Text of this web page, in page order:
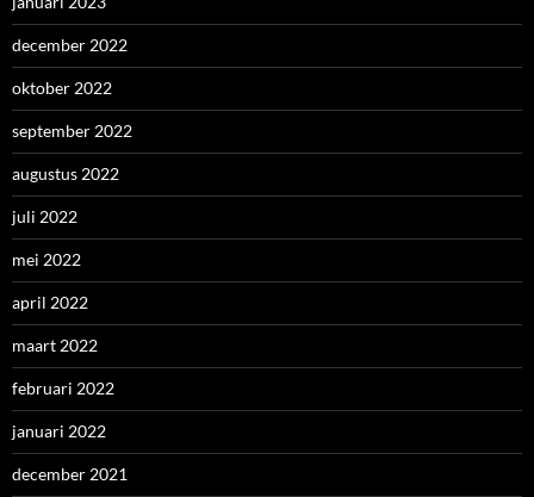
december 2022
oktober 2022
september 2022
augustus 2022
juli 2022
mei 2022
april 2022
maart 2022
februari 2022
januari 2022
december 2021